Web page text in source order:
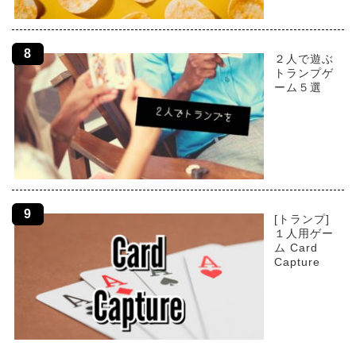
２人で遊ぶ
トランプゲ
ーム５選
[トランプ]
１人用ゲー
ム Card
Capture